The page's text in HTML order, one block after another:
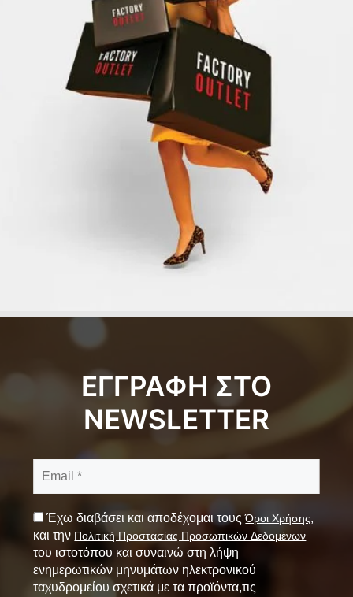
ΕΓΓΡΑΦΗ ΣΤΟ
NEWSLETTER
Έχω διαβάσει και αποδέχομαι τουςΌροι Χρήσης,
και την Πολιτική Προστασίας Προσωπικών Δεδομένων
του ιστοτόπου και συναινώ στη λήψη
ενημερωτικών μηνυμάτων ηλεκτρονικού
ταχυδρομείου σχετικά με τα προϊόντα,τις